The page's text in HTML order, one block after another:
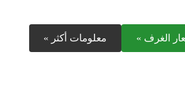
الغرف » معلومات أكثر »